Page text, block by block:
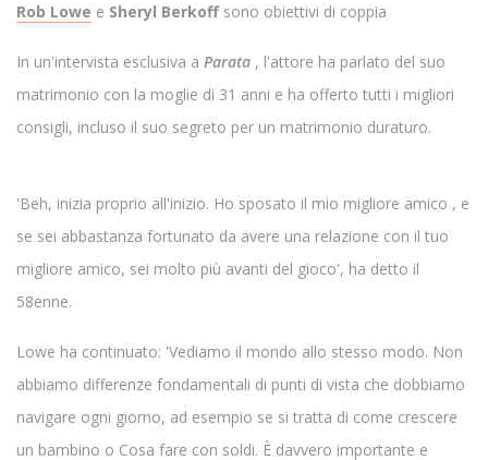
Rob Lowe e Sheryl Berkoff sono obiettivi di coppia
In un'intervista esclusiva a Parata , l'attore ha parlato del suo
matrimonio con la moglie di 31 anni e ha offerto tutti i migliori
consigli, incluso il suo segreto per un matrimonio duraturo.
'Beh, inizia proprio all'inizio. Ho sposato il mio migliore amico , e
se sei abbastanza fortunato da avere una relazione con il tuo
migliore amico, sei molto più avanti del gioco', ha detto il
58enne.
Lowe ha continuato: 'Vediamo il mondo allo stesso modo. Non
abbiamo differenze fondamentali di punti di vista che dobbiamo
navigare ogni giorno, ad esempio se si tratta di come crescere
un bambino o Cosa fare con soldi. È davvero importante e